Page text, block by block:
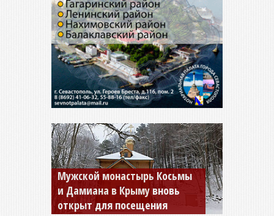
Мужской монастырь Косьмы
и Дамиана в Крыму вновь
открыт для посещения